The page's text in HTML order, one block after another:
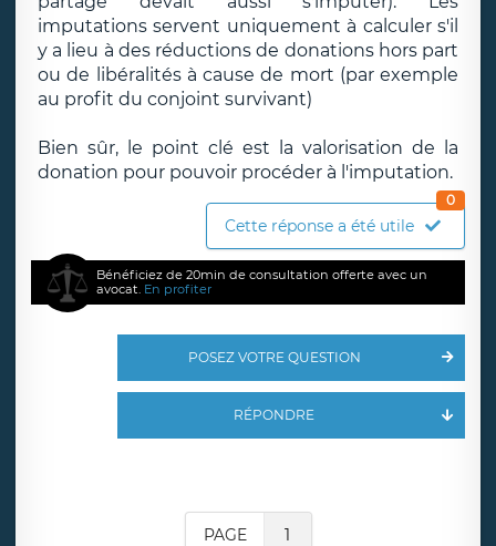
imputations servent uniquement à calculer s'il
y a lieu à des réductions de donations hors part
ou de libéralités à cause de mort (par exemple
au profit du conjoint survivant)
Bien sûr, le point clé est la valorisation de la
donation pour pouvoir procéder à l'imputation.
Cette réponse a été utile
0
Bénéficiez de 20min de consultation offerte avec un
avocat. En profiter
POSEZ VOTRE QUESTION
RÉPONDRE
PAGE 1